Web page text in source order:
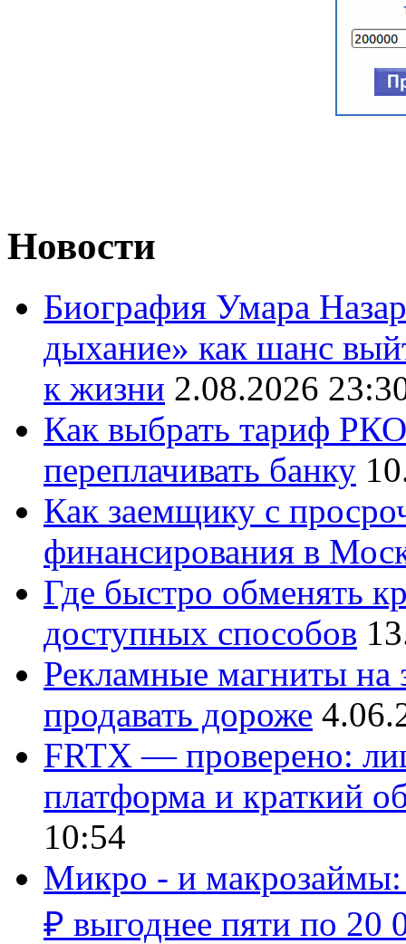
Новости
Биография Умара
дыхание» как шанс
к жизни 2.08.2026
Как выбрать тариф
переплачивать банку
Как заемщику с
финансирования в
Где быстро обменять
доступных способов
Рекламные магниты на
продавать дороже
FRTX — проверено:
платформа и краткий
10:54
Микро - и макрозаймы:
₽ выгоднее пяти по 20